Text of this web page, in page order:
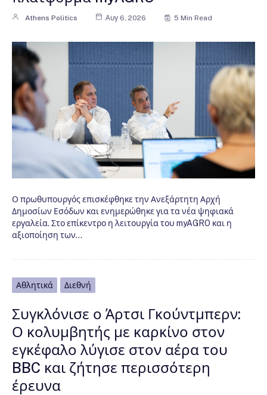
Athens Politics Αυγ 6, 2026 5 Min Read
Ο πρωθυπουργός επισκέφθηκε την Ανεξάρτητη Αρχή
Δημοσίων Εσόδων και ενημερώθηκε για τα νέα ψηφιακά
εργαλεία. Στο επίκεντρο η λειτουργία του myAGRO και η
αξιοποίηση των…
Αθλητικά Διεθνή
Συγκλόνισε ο Άρτσι Γκούντμπερν:
Ο κολυμβητής με καρκίνο στον
εγκέφαλο λύγισε στον αέρα του
BBC και ζήτησε περισσότερη
έρευνα